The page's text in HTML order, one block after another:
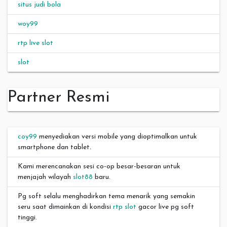
situs judi bola
woy99
rtp live slot
slot
Partner Resmi
coy99 menyediakan versi mobile yang dioptimalkan untuk
smartphone dan tablet.
Kami merencanakan sesi co-op besar-besaran untuk
menjajah wilayah slot88 baru.
Pg soft selalu menghadirkan tema menarik yang semakin
seru saat dimainkan di kondisi rtp slot gacor live pg soft
tinggi.